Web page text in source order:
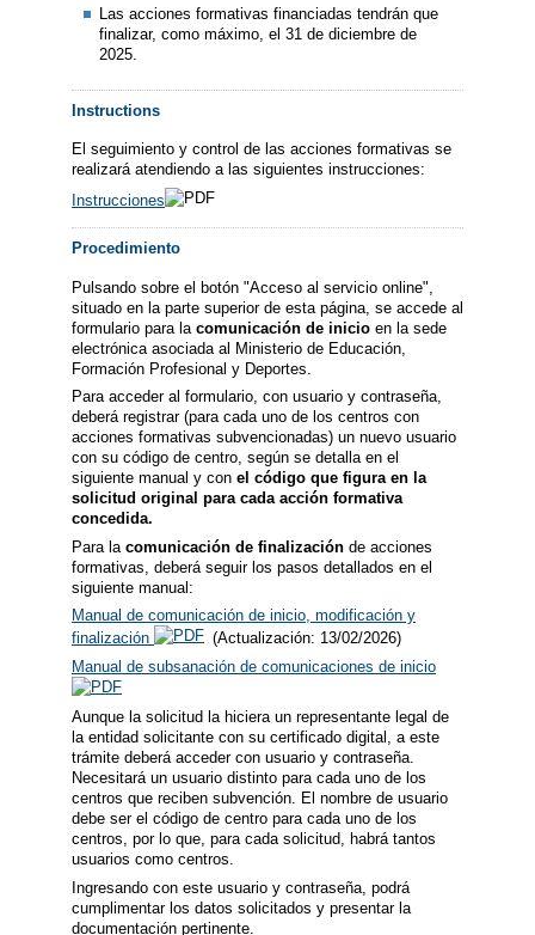
Las acciones formativas financiadas tendrán que
finalizar, como máximo, el 31 de diciembre de
2025.
Instructions
El seguimiento y control de las acciones formativas se
realizará atendiendo a las siguientes instrucciones:
Instrucciones
Procedimiento
Pulsando sobre el botón "Acceso al servicio online",
situado en la parte superior de esta página, se accede al
formulario para la comunicación de inicio en la sede
electrónica asociada al Ministerio de Educación,
Formación Profesional y Deportes.
Para acceder al formulario, con usuario y contraseña,
deberá registrar (para cada uno de los centros con
acciones formativas subvencionadas) un nuevo usuario
con su código de centro, según se detalla en el
siguiente manual y con el código que figura en la
solicitud original para cada acción formativa
concedida.
Para la comunicación de finalización de acciones
formativas, deberá seguir los pasos detallados en el
siguiente manual:
Manual de comunicación de inicio, modificación y
finalización
(Actualización: 13/02/2026)
Manual de subsanación de comunicaciones de inicio
Aunque la solicitud la hiciera un representante legal de
la entidad solicitante con su certificado digital, a este
trámite deberá acceder con usuario y contraseña.
Necesitará un usuario distinto para cada uno de los
centros que reciben subvención. El nombre de usuario
debe ser el código de centro para cada uno de los
centros, por lo que, para cada solicitud, habrá tantos
usuarios como centros.
Ingresando con este usuario y contraseña, podrá
cumplimentar los datos solicitados y presentar la
documentación pertinente.